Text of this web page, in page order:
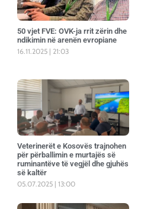
50 vjet FVE: OVK-ja rrit zërin dhe
ndikimin në arenën evropiane
16.11.2025
21:03
Veterinerët e Kosovës trajnohen
për përballimin e murtajës së
ruminantëve të vegjël dhe gjuhës
së kaltër
05.07.2025 13:00